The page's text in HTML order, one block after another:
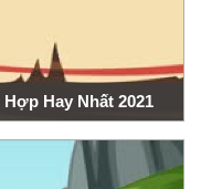
Hay Nhất 2021